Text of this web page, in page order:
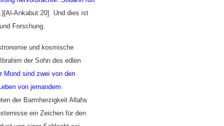
Ankabut:20]. Und dies ist
Forschung.
und kosmische
der Sohn des edlen
Mond sind zwei von den
von jemandem
der Barmherzigkeit Allahs
ein Zeichen für den